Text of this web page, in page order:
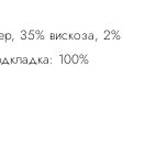
35% вискоза, 2%
100%